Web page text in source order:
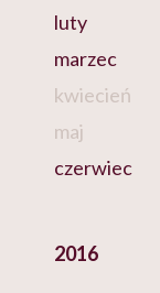
luty
marzec
kwiecień
maj
czerwiec
2016